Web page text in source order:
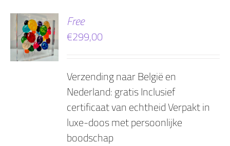
Free
€299,00
Verzending naar België en
Nederland: gratis Inclusief
certificaat van echtheid Verpakt in
luxe-doos met persoonlijke
boodschap